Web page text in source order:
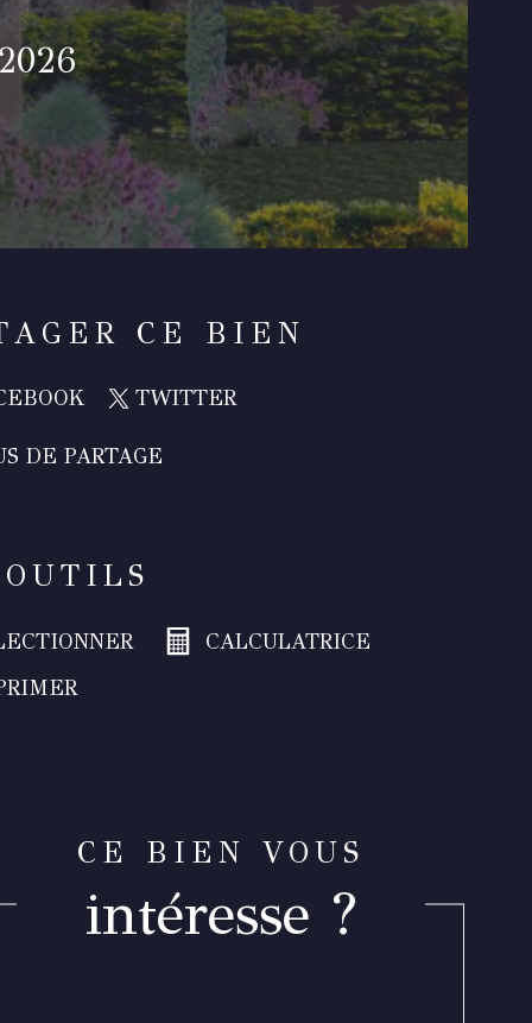
CE BIEN
TWITTER
DE PARTAGE
CALCULATRICE
CE BIEN VOUS
intéresse ?